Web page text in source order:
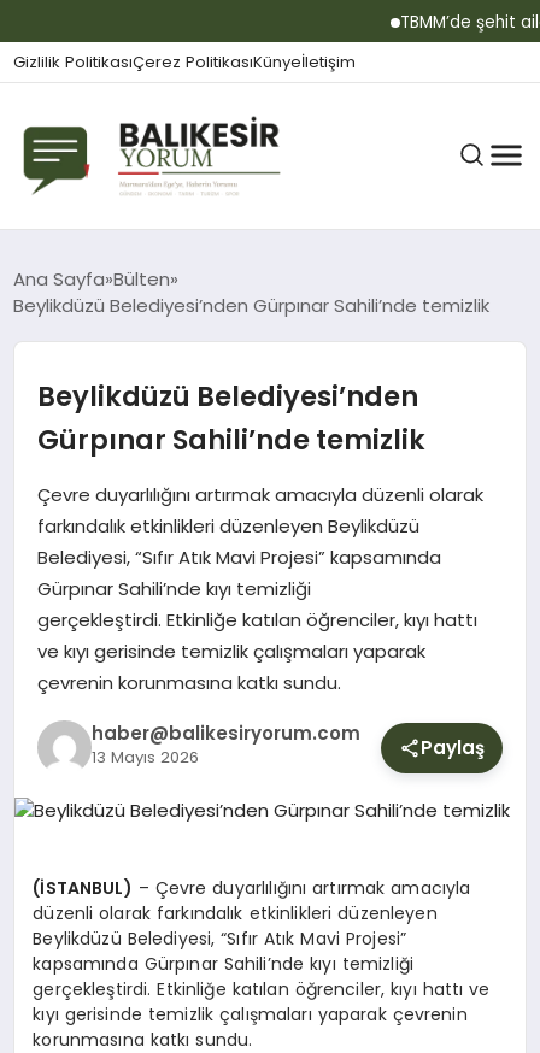
TBMM’de şehit
Gizlilik PolitikasıÇerez PolitikasıKünyeİletişim
BALIKESIR
BÜLTEN
DIŞ
Ana Sayfa Bülten
Beylikdüzü Belediyesi’nden Gürpınar Sahili’nde temizlik
Beylikdüzü Belediyesi’nden
Gürpınar Sahili’nde temizlik
Çevre duyarlılığını artırmak amacıyla düzenli olarak
farkındalık etkinlikleri düzenleyen Beylikdüzü
Belediyesi, “Sıfır Atık Mavi Projesi” kapsamında
Gürpınar Sahili’nde kıyı temizliği
gerçekleştirdi. Etkinliğe katılan öğrenciler, kıyı hattı
ve kıyı gerisinde temizlik çalışmaları yaparak
çevrenin korunmasına katkı sundu.
haber@balikesiryorum.com
13 Mayıs 2026 Paylaş
(İSTANBUL) – Çevre duyarlılığını artırmak amacıyla
düzenli olarak farkındalık etkinlikleri düzenleyen
Beylikdüzü Belediyesi, “Sıfır Atık Mavi Projesi”
kapsamında Gürpınar Sahili’nde kıyı temizliği
gerçekleştirdi. Etkinliğe katılan öğrenciler, kıyı hattı ve
kıyı gerisinde temizlik çalışmaları yaparak çevrenin
korunmasına katkı sundu.